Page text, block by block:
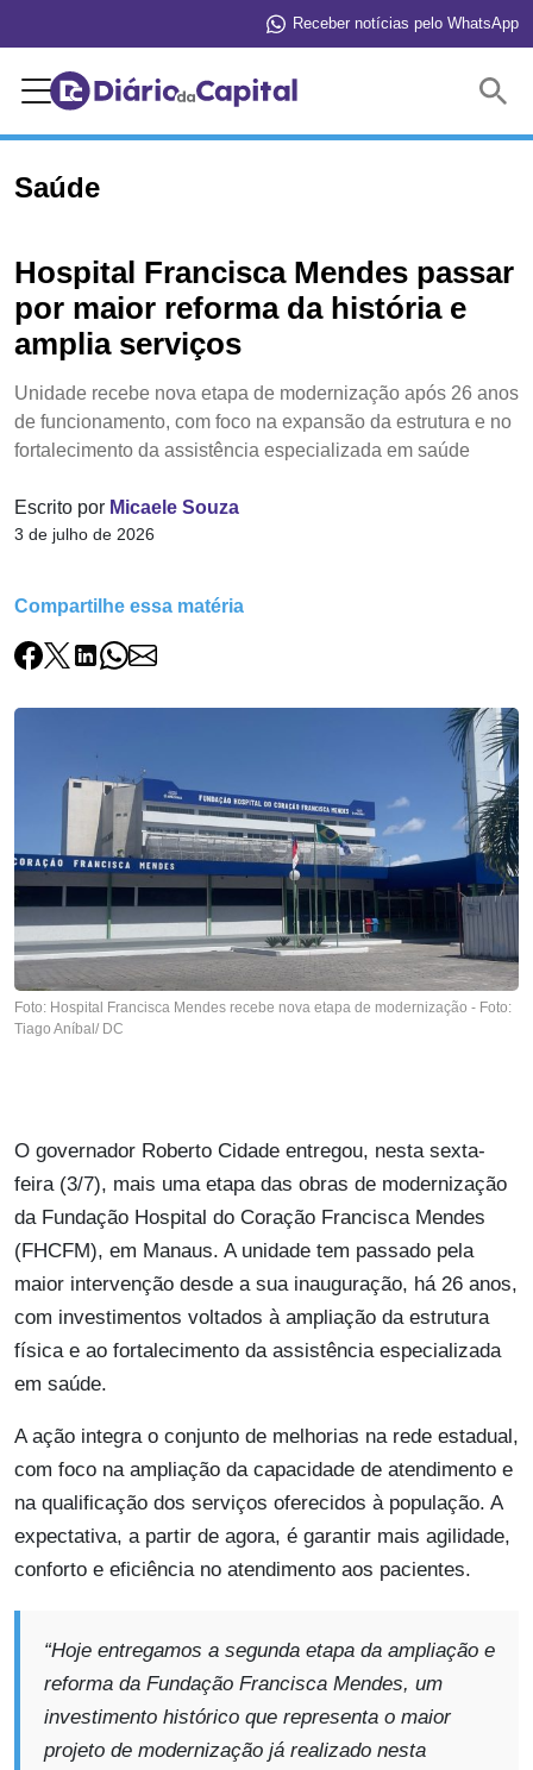
Receber notícias pelo WhatsApp
Saúde
Hospital Francisca Mendes passar
por maior reforma da história e
amplia serviços
Unidade recebe nova etapa de modernização após 26 anos
de funcionamento, com foco na expansão da estrutura e no
fortalecimento da assistência especializada em saúde
Escrito por Micaele Souza
3 de julho de 2026
Compartilhe essa matéria
Foto: Hospital Francisca Mendes recebe nova etapa de modernização - Foto:
Tiago Aníbal/ DC
O governador Roberto Cidade entregou, nesta sexta-
feira (3/7), mais uma etapa das obras de modernização
da Fundação Hospital do Coração Francisca Mendes
(FHCFM), em Manaus. A unidade tem passado pela
maior intervenção desde a sua inauguração, há 26 anos,
com investimentos voltados à ampliação da estrutura
física e ao fortalecimento da assistência especializada
em saúde.
A ação integra o conjunto de melhorias na rede estadual,
com foco na ampliação da capacidade de atendimento e
na qualificação dos serviços oferecidos à população. A
expectativa, a partir de agora, é garantir mais agilidade,
conforto e eficiência no atendimento aos pacientes.
“Hoje entregamos a segunda etapa da ampliação e
reforma da Fundação Francisca Mendes, um
investimento histórico que representa o maior
projeto de modernização já realizado nesta